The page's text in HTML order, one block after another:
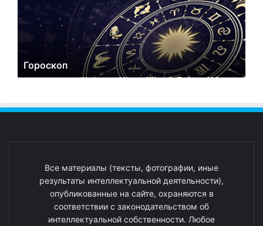
Гороскоп
Все материалы (тексты, фотографии, иные
результаты интеллектуальной деятельности),
опубликованные на сайте, охраняются в
соответствии с законодательством об
интеллектуальной собственности. Любое